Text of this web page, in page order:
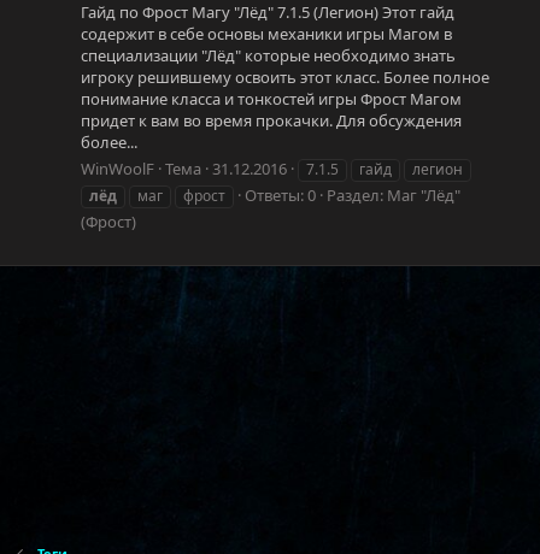
Гайд по Фрост Магу "Лёд" 7.1.5 (Легион) Этот гайд
содержит в себе основы механики игры Магом в
специализации "Лёд" которые необходимо знать
игроку решившему освоить этот класс. Более полное
понимание класса и тонкостей игры Фрост Магом
придет к вам во время прокачки. Для обсуждения
более...
WinWoolF Тема 31.12.2016 7.1.5 гайд
легион
лёд
маг фрост Ответы: 0 Раздел: Маг "Лёд"
(Фрост)